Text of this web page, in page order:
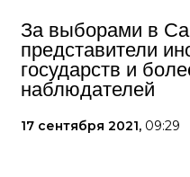
За выборами в
представители
государств и
наблюдателей
17 сентября 2021, 09:29